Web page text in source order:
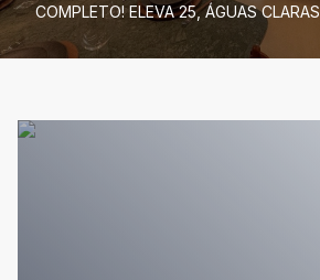
COMPLETO! ELEVA 25, ÁGUAS CLARAS